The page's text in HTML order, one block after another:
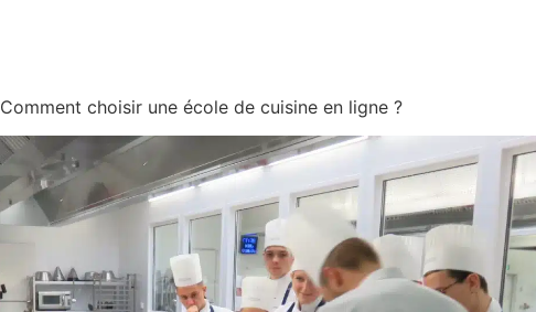
Comment choisir une école de cuisine en ligne ?